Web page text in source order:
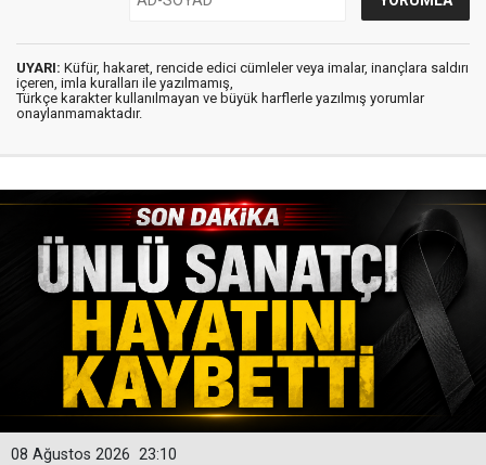
UYARI: Küfür, hakaret, rencide edici cümleler veya imalar, inançlara saldırı
içeren, imla kuralları ile yazılmamış,
Türkçe karakter kullanılmayan ve büyük harflerle yazılmış yorumlar
onaylanmamaktadır.
23:10
08 Ağustos 2026